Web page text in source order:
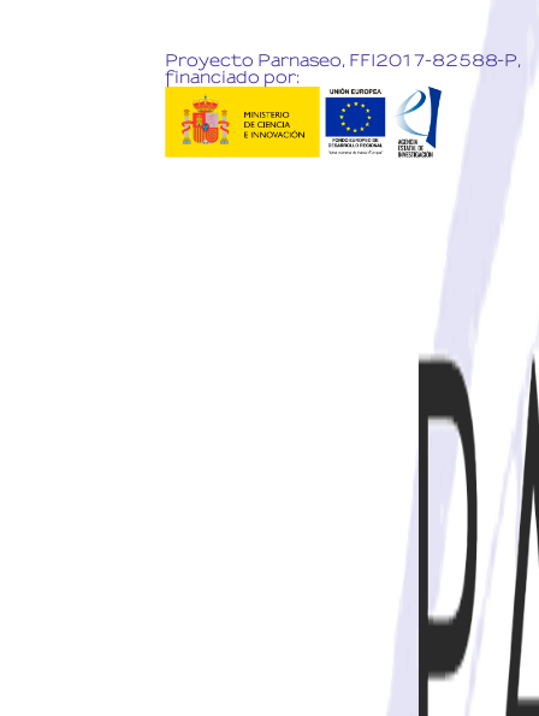
Proyecto Parnaseo, FFI2017-82588-P,
financiado por: